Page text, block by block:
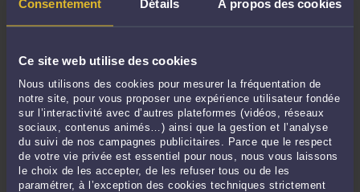
Consentement Détails À propos des cookies
Ce site web utilise des cookies
Nous utilisons des cookies pour mesurer la fréquentation de
notre site, pour vous proposer une expérience utilisateur fondée
sur l’interactivité avec d’autres plateformes (vidéos, réseaux
sociaux, contenus animés…) ainsi que la gestion et l’analyse
du suivi de nos campagnes publicitaires. Parce que le respect
de votre vie privée est essentiel pour nous, nous vous laissons
le choix de les accepter, de les refuser tous ou de les
paramétrer, à l’exception des cookies techniques strictement
contravention de la 5e classe réprimant la ...